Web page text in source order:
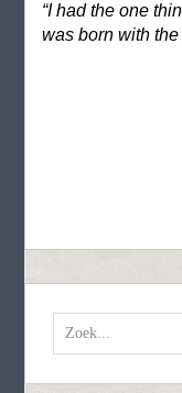
“I had the one
was born with the